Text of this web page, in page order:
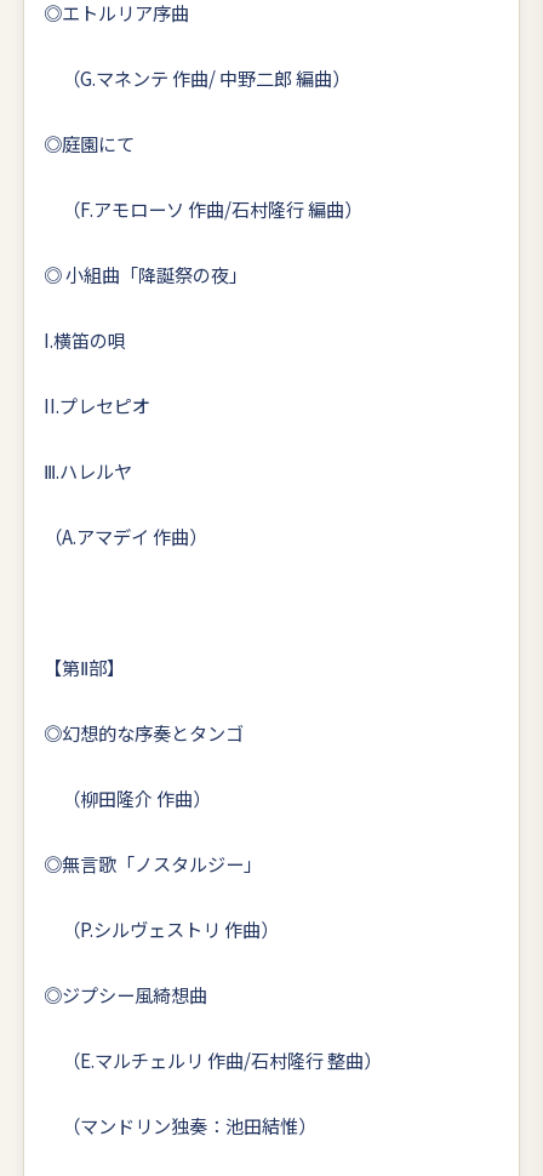
◎エトルリア序曲
（G.マネンテ 作曲/ 中野二郎 編曲）
◎庭園にて
（F.アモローソ 作曲/石村隆行 編曲）
◎ 小組曲「降誕祭の夜」
I.横笛の唄
II.プレセピオ
Ⅲ.ハレルヤ
（A.アマデイ 作曲）
【第Ⅱ部】
◎幻想的な序奏とタンゴ
（柳田隆介 作曲）
◎無言歌「ノスタルジー」
（P.シルヴェストリ 作曲）
◎ジプシー風綺想曲
（E.マルチェルリ 作曲/石村隆行 整曲）
（マンドリン独奏：池田結惟）